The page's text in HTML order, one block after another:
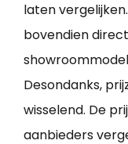
laten
bovendien
Desondanks,
wisselend. De
aanbieders